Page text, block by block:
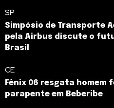
SP
Simpósio de Transporte
pela Airbus discute o
Brasil
CE
Fênix 06 resgata homem
parapente em Beberibe